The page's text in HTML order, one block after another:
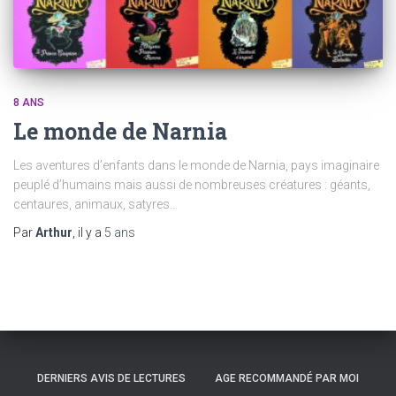
8 ANS
Le monde de Narnia
Les aventures d’enfants dans le monde de Narnia, pays imaginaire
peuplé d’humains mais aussi de nombreuses créatures : géants,
centaures, animaux, satyres…
ParArthur , il y a 5 ans
DERNIERS AVIS DE LECTURES AGE RECOMMANDÉ PAR MOI